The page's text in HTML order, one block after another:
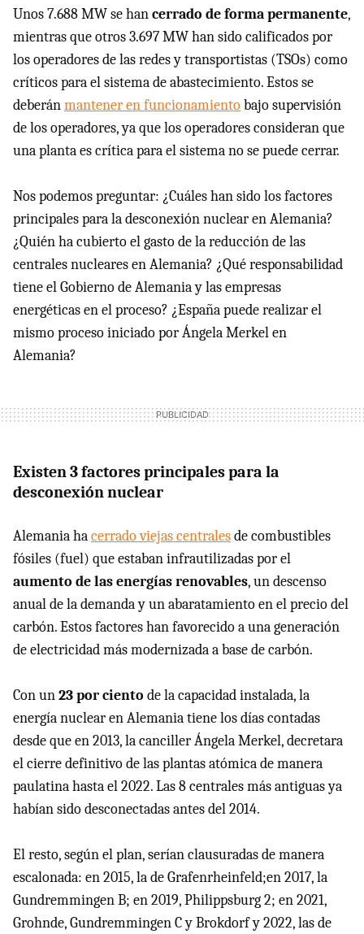
Unos 7.688 MW se hancerrado de forma permanente,
mientras que otros 3.697 MW han sido calificados por
los operadores de las redes y transportistas (TSOs) como
críticos para el sistema de abastecimiento. Estos se
deberánmantener en funcionamientobajo supervisión
de los operadores, ya que los operadores consideran que
una planta es crítica para el sistema no se puede cerrar.
Nos podemos preguntar: ¿Cuáles han sido los factores
principales para la desconexión nuclear en Alemania?
¿Quién ha cubierto el gasto de la reducción de las
centrales nucleares en Alemania? ¿Qué responsabilidad
tiene el Gobierno de Alemania y las empresas
energéticas en el proceso? ¿España puede realizar el
mismo proceso iniciado por Ángela Merkel en
Alemania?
Existen 3 factores principales para la
desconexión nuclear
Alemania hacerrado viejas centralesde combustibles
fósiles (fuel) que estaban infrautilizadas por el
aumento de las energías renovables, un descenso
anual de la demanda y un abaratamiento en el precio del
carbón. Estos factores han favorecido a una generación
de electricidad más modernizada a base de carbón.
Con un23 por ciento de la capacidad instalada, la
energía nuclear en Alemania tiene los días contadas
desde que en 2013, la canciller Ángela Merkel, decretara
el cierre definitivo de las plantas atómica de manera
paulatina hasta el 2022. Las 8 centrales más antiguas ya
habían sido desconectadas antes del 2014.
El resto, según el plan, serían clausuradas de manera
escalonada: en 2015, la de Grafenrheinfeld;en 2017, la
Gundremmingen B; en 2019, Philippsburg 2; en 2021,
Grohnde, Gundremmingen C y Brokdorf y 2022, las de